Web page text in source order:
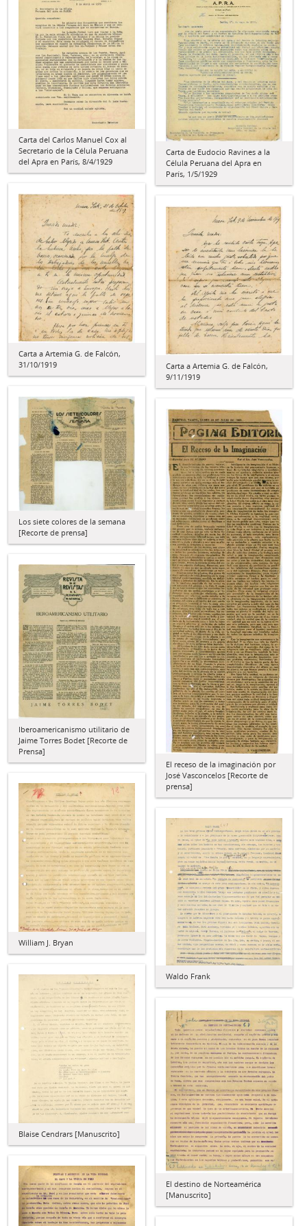
Carta del Carlos Manuel Cox al
Secretario de la Célula Peruana
del Apra en París, 8/4/1929
Carta de Eudocio Ravines a la
Célula Peruana del Apra en
París, 1/5/1929
Carta a Artemia G. de Falcón,
31/10/1919
Carta a Artemia G. de Falcón,
9/11/1919
Los siete colores de la semana
[Recorte de prensa]
El receso de la imaginación por
José Vasconcelos [Recorte de
prensa]
Iberoamericanismo utilitario de
Jaime Torres Bodet [Recorte de
Prensa]
William J. Bryan
Waldo Frank
Blaise Cendrars [Manuscrito]
El destino de Norteamérica
[Manuscrito]